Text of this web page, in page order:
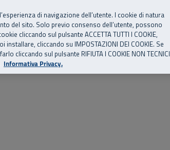
ed eventi Risorse utili Supporto
di navigazione dell’utente. I cookie di natura
del sito. Solo previo consenso dell’utente, possono
cliccando sul pulsante ACCETTA TUTTI I COOKIE,
cliccando su IMPOSTAZIONI DEI COOKIE. Se
cliccando sul pulsante RIFIUTA I COOKIE NON TECNICI
Informativa Privacy.